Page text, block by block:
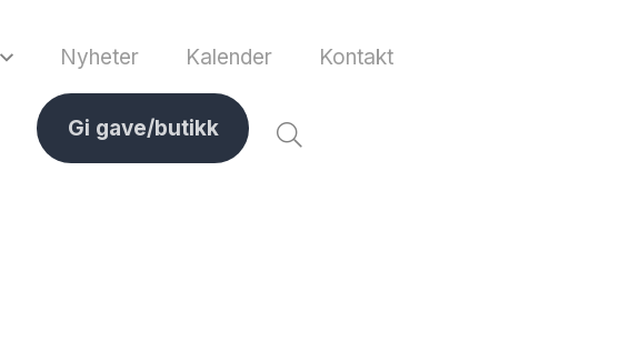
Nyheter Kalender Kontakt
Gi gave/butikk